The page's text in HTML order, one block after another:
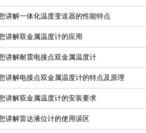
讲解一体化温度变送器的性能特点
讲解双金属温度计的应用
讲解耐震电接点双金属温度计
讲解电接点双金属温度计的特点及原理
讲解双金属温度计的安装要求
讲解雷达液位计的使用误区